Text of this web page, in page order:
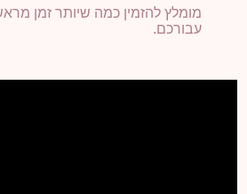
מומלץ להזמין כמה שיותר זמן
עבורכם.